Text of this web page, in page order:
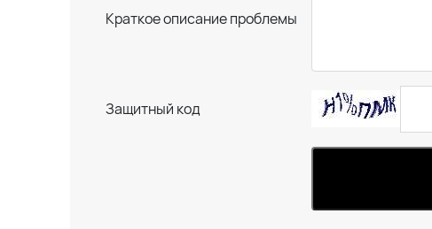
Краткое описание проблемы
Защитный код